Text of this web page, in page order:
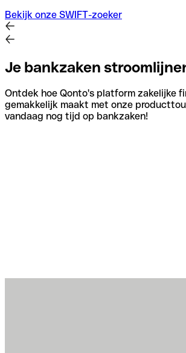
Bekijk onze SWIFT-zoeker
Je bankzaken
Ontdek hoe Qonto's platform zakelijke
gemakkelijk maakt met onze
vandaag nog tijd op bankzaken!